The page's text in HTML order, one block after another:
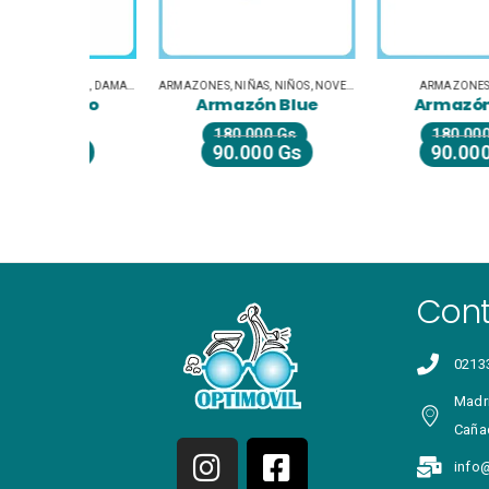
LIQUIDACIÓN
ARMAZONES,NIÑAS,NIÑOS, NOVEDADES
Armazón Blue
180.000 Gs
90.000 Gs
ARMAZONES,NIÑOS
Armazón Oval
180.000 Gs
90.000 Gs